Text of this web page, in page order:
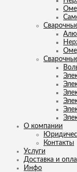
О компании
Контакты
Услуги
Доставка и
Инфо